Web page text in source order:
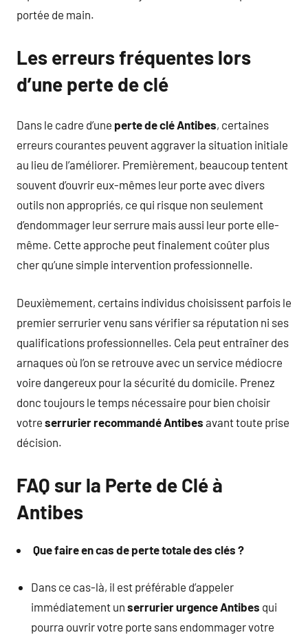
portée de main.
Les erreurs fréquentes lors
d’une perte de clé
Dans le cadre d’une perte de clé Antibes, certaines
erreurs courantes peuvent aggraver la situation initiale
au lieu de l’améliorer. Premièrement, beaucoup tentent
souvent d’ouvrir eux-mêmes leur porte avec divers
outils non appropriés, ce qui risque non seulement
d’endommager leur serrure mais aussi leur porte elle-
même. Cette approche peut finalement coûter plus
cher qu’une simple intervention professionnelle.
Deuxièmement, certains individus choisissent parfois le
premier serrurier venu sans vérifier sa réputation ni ses
qualifications professionnelles. Cela peut entraîner des
arnaques où l’on se retrouve avec un service médiocre
voire dangereux pour la sécurité du domicile. Prenez
donc toujours le temps nécessaire pour bien choisir
votre serrurier recommandé Antibes avant toute prise
décision.
FAQ sur la Perte de Clé à
Antibes
Que faire en cas de perte totale des clés ?
Dans ce cas-là, il est préférable d’appeler
immédiatement unserrurier urgence Antibes qui
pourra ouvrir votre porte sans endommager votre